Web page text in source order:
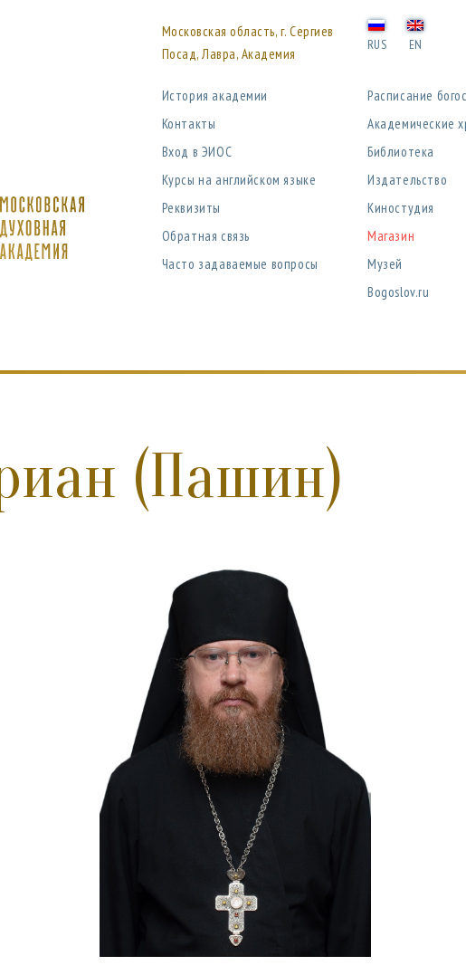
Московская область, г. Сергиев
Посад, Лавра, Академия
RUS EN
История академии
Контакты
Вход в ЭИОС
Курсы на английском языке
Реквизиты
Обратная связь
Часто задаваемые вопросы
Расписание
Академические
Библиотека
Издательство
Киностудия
Магазин
Музей
Bogoslov.ru
(Пашин)